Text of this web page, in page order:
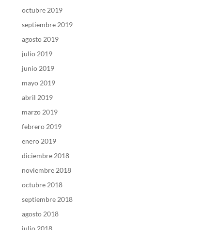
octubre 2019
septiembre 2019
agosto 2019
julio 2019
junio 2019
mayo 2019
abril 2019
marzo 2019
febrero 2019
enero 2019
diciembre 2018
noviembre 2018
octubre 2018
septiembre 2018
agosto 2018
julio 2018